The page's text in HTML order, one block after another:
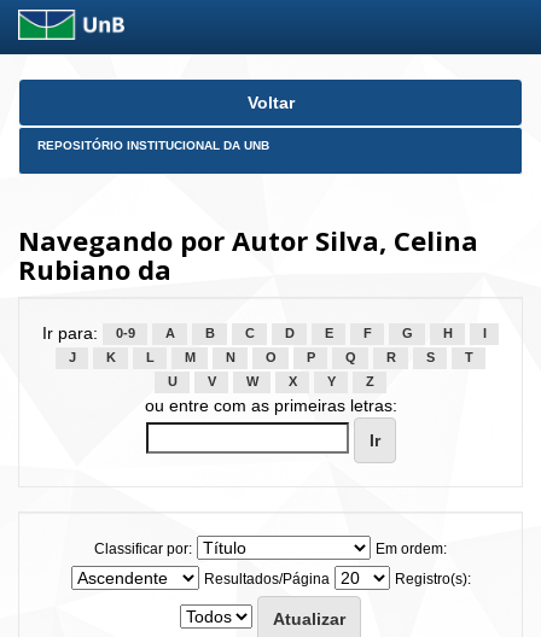
Skip
Voltar
REPOSITÓRIO INSTITUCIONAL DA UNB
Navegando por Autor Silva, Celina
Rubiano da
Ir para: 0-9 A B C D E F G H
J
K L M N O P Q R S
T
U
V W X Y Z
ou entre com as primeiras letras:
Classificar por:
Em ordem:
Resultados/Página
Registro(s):